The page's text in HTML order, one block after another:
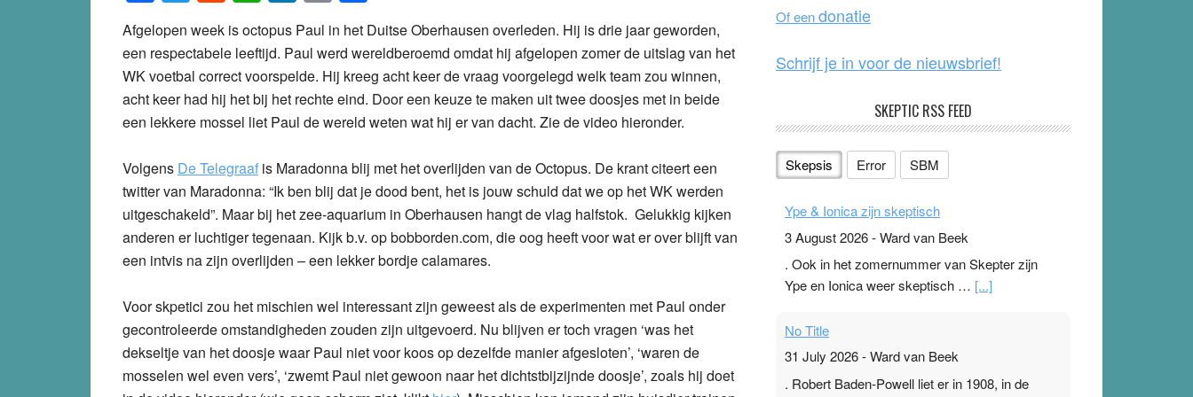
Afgelopen week is octopus Paul in het Duitse Oberhausen overleden. Hij is drie jaar geworden,
een respectabele leeftijd. Paul werd wereldberoemd omdat hij afgelopen zomer de uitslag van het
WK voetbal correct voorspelde. Hij kreeg acht keer de vraag voorgelegd welk team zou winnen,
acht keer had hij het bij het rechte eind. Door een keuze te maken uit twee doosjes met in beide
een lekkere mossel liet Paul de wereld weten wat hij er van dacht. Zie de video hieronder.
Volgens De Telegraaf is Maradonna blij met het overlijden van de Octopus. De krant citeert een
twitter van Maradonna: “Ik ben blij dat je dood bent, het is jouw schuld dat we op het WK werden
uitgeschakeld”. Maar bij het zee-aquarium in Oberhausen hangt de vlag halfstok. Gelukkig kijken
anderen er luchtiger tegenaan. Kijk b.v. op bobborden.com, die oog heeft voor wat er over blijft van
een intvis na zijn overlijden – een lekker bordje calamares.
Voor skpetici zou het mischien wel interessant zijn geweest als de experimenten met Paul onder
gecontroleerde omstandigheden zouden zijn uitgevoerd. Nu blijven er toch vragen ‘was het
dekseltje van het doosje waar Paul niet voor koos op dezelfde manier afgesloten’, ‘waren de
mosselen wel even vers’, ‘zwemt Paul niet gewoon naar het dichtstbijzijnde doosje’, zoals hij doet
k
Of eendonatie
Schrijf je in voor de nieuwsbrief!
SKEPTIC RSS FEED
Skepsis Error SBM
Ype & Ionica zijn skeptisch
3 August 2026-Ward van Beek
. Ook in het zomernummer van Skepter zijn
Ype en Ionica weer skeptisch … [...]
No Title
31 July 2026-Ward van Beek
. Robert Baden-Powell liet er in 1908, in de